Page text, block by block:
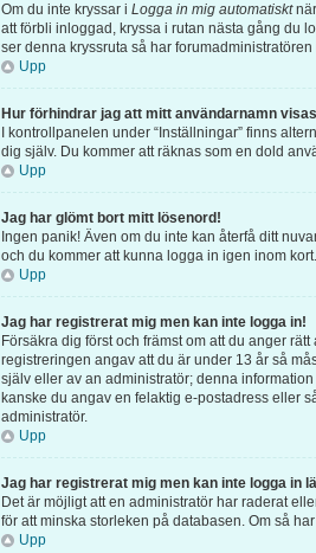
Om du inte kryssar i Logga in mig automatisktnär
att förbli inloggad, kryssa i rutan nästa gång du
ser denna kryssruta så har
Upp
Hur förhindrar jag att mitt användarnamn
I kontrollpanelen under “Inställningar” finns
dig själv. Du kommer att räknas som en dold
Upp
Jag har glömt bort mitt lösenord!
Ingen panik! Även om du inte kan återfå ditt
och du kommer att kunna logga in igen inom kort.
Upp
Jag har registrerat mig men kan inte logga in!
Försäkra dig först och främst om att du anger
registreringen angav att du är under 13 år så
själv eller av an administratör; denna
kanske du angav en felaktig e-postadress eller
administratör.
Upp
Jag har registrerat mig men kan inte logga in
Det är möjligt att en administratör har raderat
för att minska storleken på databasen. Om så
Upp